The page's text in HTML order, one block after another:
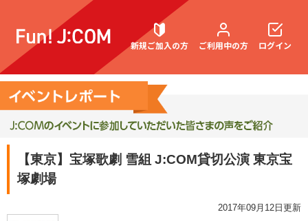
新規ご加入の方 ご利用中の方
契約内容確認・変更
ログイン
【東京】宝塚歌劇 雪組 J:COM貸切公演 東京宝
塚劇場
2017年09月12日更新